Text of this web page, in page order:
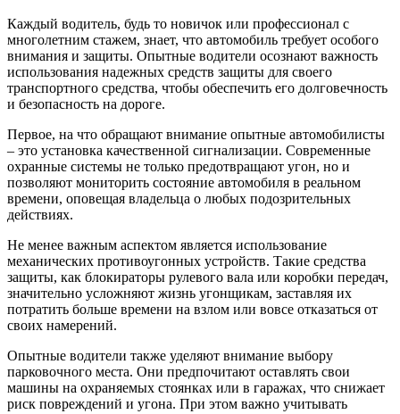
Каждый водитель, будь то новичок или профессионал с
многолетним стажем, знает, что автомобиль требует особого
внимания и защиты. Опытные водители осознают важность
использования надежных средств защиты для своего
транспортного средства, чтобы обеспечить его долговечность
и безопасность на дороге.
Первое, на что обращают внимание опытные автомобилисты
– это установка качественной сигнализации. Современные
охранные системы не только предотвращают угон, но и
позволяют мониторить состояние автомобиля в реальном
времени, оповещая владельца о любых подозрительных
действиях.
Не менее важным аспектом является использование
механических противоугонных устройств. Такие средства
защиты, как блокираторы рулевого вала или коробки передач,
значительно усложняют жизнь угонщикам, заставляя их
потратить больше времени на взлом или вовсе отказаться от
своих намерений.
Опытные водители также уделяют внимание выбору
парковочного места. Они предпочитают оставлять свои
машины на охраняемых стоянках или в гаражах, что снижает
риск повреждений и угона. При этом важно учитывать